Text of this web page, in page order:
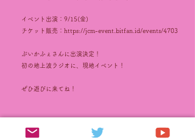
イベント出演：9/15(金)
チケット販売： https://jcm-event.bitfan.id/events/4703
ぶいかふぇさんに出演決定！
初の地上波ラジオに、現地イベント！
ぜひ遊びに来てね！